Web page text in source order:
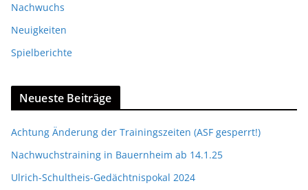
Nachwuchs
Neuigkeiten
Spielberichte
Neueste Beiträge
Achtung Änderung der Trainingszeiten (ASF gesperrt!)
Nachwuchstraining in Bauernheim ab 14.1.25
Ulrich-Schultheis-Gedächtnispokal 2024